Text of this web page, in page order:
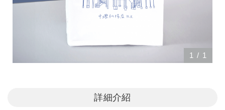
1 / 1
詳細介紹